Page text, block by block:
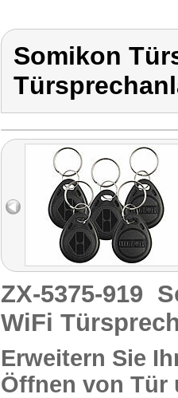
Somikon
ZX-5375-919
WiFi
Erweitern Sie
Öffnen von Tür